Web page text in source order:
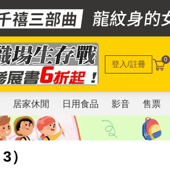
登入/註冊 0
居家休閒 日用食品 影音 售票
）